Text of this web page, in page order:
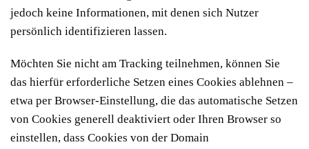
jedoch keine Informationen, mit denen sich Nutzer
persönlich identifizieren lassen.
Möchten Sie nicht am Tracking teilnehmen, können Sie
das hierfür erforderliche Setzen eines Cookies ablehnen –
etwa per Browser-Einstellung, die das automatische Setzen
von Cookies generell deaktiviert oder Ihren Browser so
einstellen, dass Cookies von der Domain